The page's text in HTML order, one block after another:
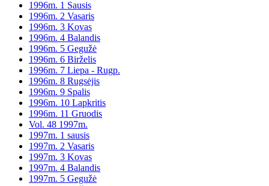
1996m. 1 Sausis
1996m. 2 Vasaris
1996m. 3 Kovas
1996m. 4 Balandis
1996m. 5 Gegužė
1996m. 6 Birželis
1996m. 7 Liepa - Rugp.
1996m. 8 Rugsėjis
1996m. 9 Spalis
1996m. 10 Lapkritis
1996m. 11 Gruodis
Vol. 48 1997m.
1997m. 1 sausis
1997m. 2 Vasaris
1997m. 3 Kovas
1997m. 4 Balandis
1997m. 5 Gegužė